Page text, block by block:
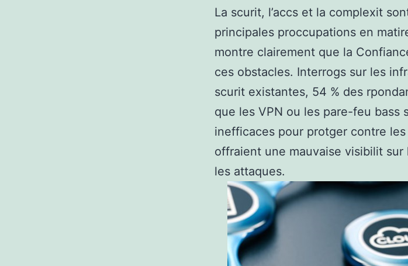
La scurit, l’accs et la complexit
principales proccupations en
montre clairement que la
ces obstacles. Interrogs sur les
scurit existantes, 54 % des
que les VPN ou les pare-feu bass
inefficaces pour protger contre les
offraient une mauvaise visibilit
les attaques.